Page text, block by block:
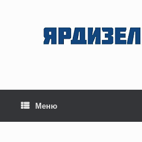
содержанию
Меню